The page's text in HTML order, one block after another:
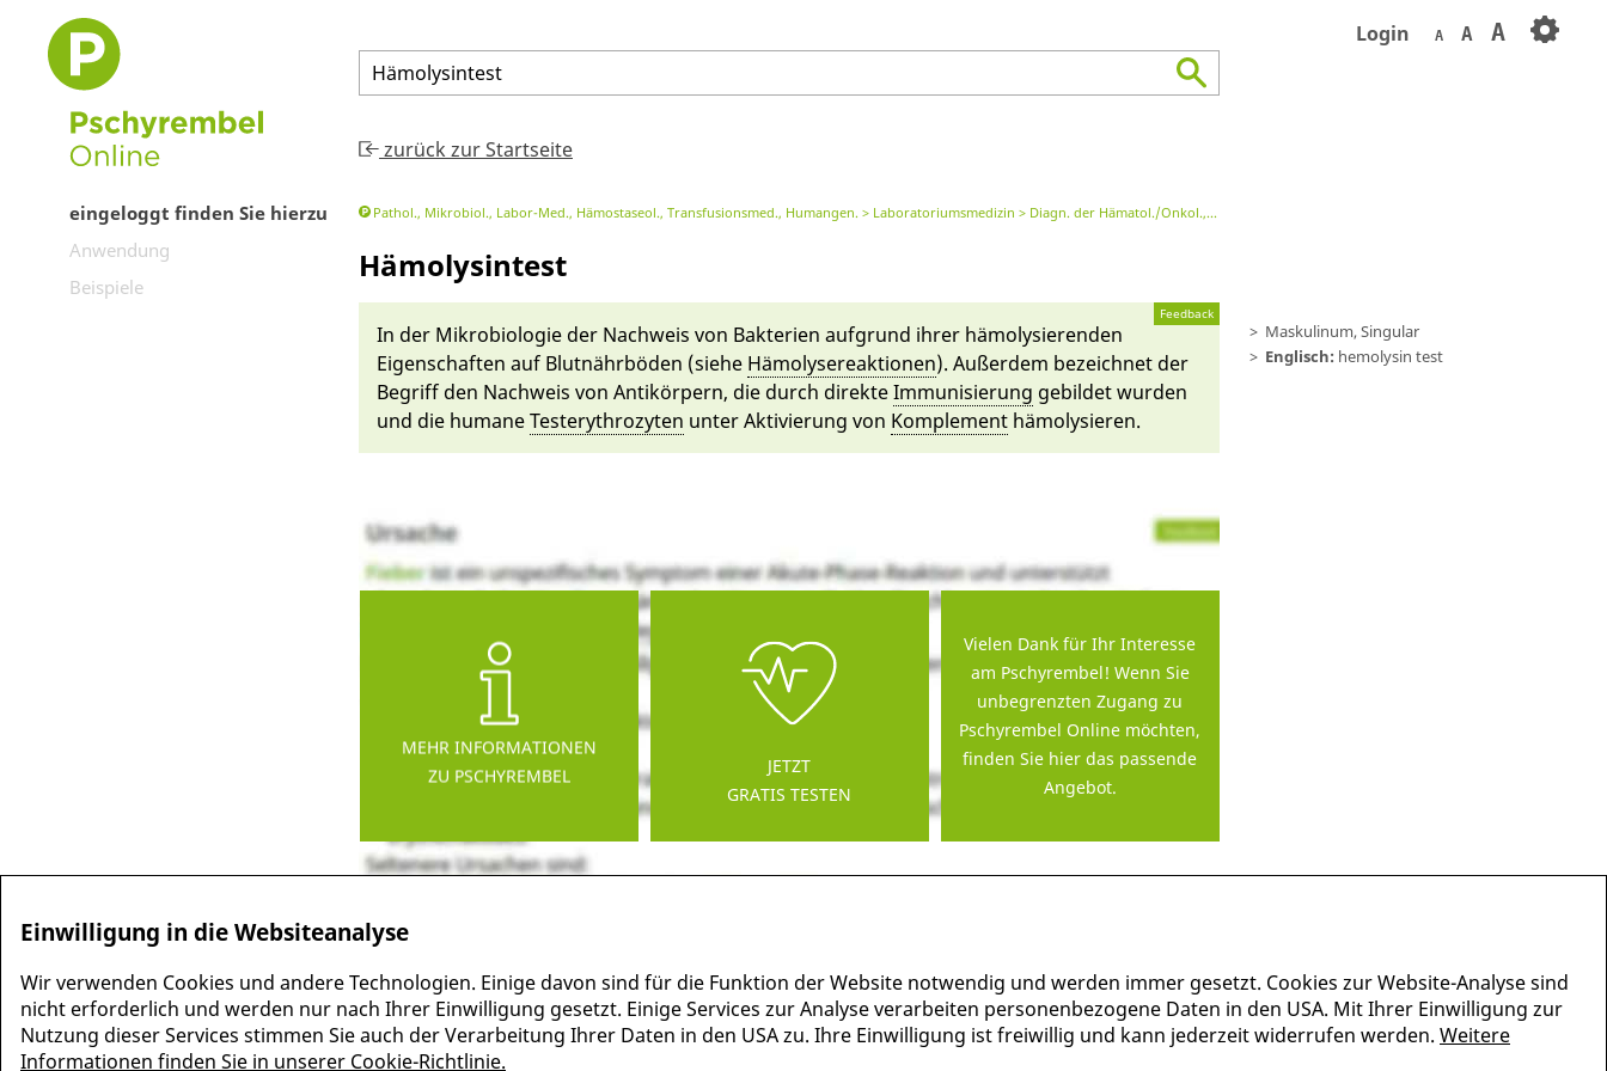
eingeloggt finden Sie hierzu
Anwendung
Beispiele
Login A A A
Hämolysintest
zurück zur Startseite
Pathol., Mikrobiol., Labor-Med., Hämostaseol., Transfusionsmed., Humangen. Laboratoriumsmedizin Diagn. der Hämatol./Onkol., Immunhämatol.
Hämolysintest
Maskulinum, Singular
Englisch: hemolysin test
Feedback
In der Mikrobiologie der Nachweis von Bakteri­en auf­grund ih­rer hä­molysie­ren­den
Eigenschaften auf Blut­nähr­böden (siehe Hä­molyse­re­ak­tionen). Außerdem be­zeichnet der
Be­griff den Nachweis von Antikör­pern, die durch direkteIm­munisierung gebildet wur­den
und die humaneTest­eryth­ro­zy­ten un­ter Aktivierung von Komplement hä­molysie­ren.
MEHR INFORMATIONEN
ZU PSCHYREMBEL
JETZT
GRATIS TESTEN
Vielen Dank für Ihr Interesse
am Pschyrembel! Wenn Sie
unbegrenzten Zugang zu
Pschyrembel Online möchten,
finden Sie hier das passende
Angebot.
Einwilligung in die Websiteanalyse
Wir verwenden Cookies und andere Technologien. Einige davon sind für die Funktion der Website notwendig und werden immer gesetzt. Cookies zur Website-Analyse sind
nicht erforderlich und werden nur nach Ihrer Einwilligung gesetzt. Einige Services zur Analyse verarbeiten personenbezogene Daten in den USA. Mit Ihrer Einwilligung zur
Nutzung dieser Services stimmen Sie auch der Verarbeitung Ihrer Daten in den USA zu. Ihre Einwilligung ist freiwillig und kann jederzeit widerrufen werden. Weitere
Informationen finden Sie in unserer Cookie-Richtlinie.